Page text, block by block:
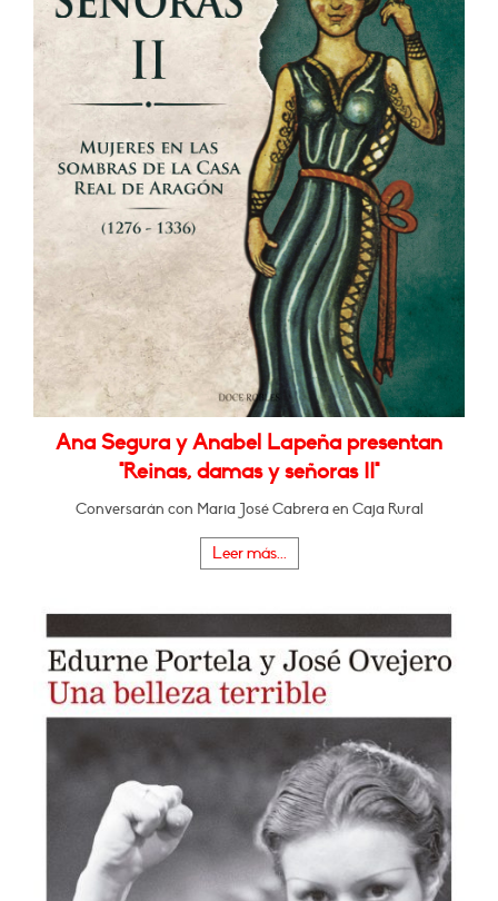
Ana Segura y Anabel Lapeña presentan
"Reinas, damas y señoras II"
Conversarán con Maria José Cabrera en Caja Rural
Leer más...